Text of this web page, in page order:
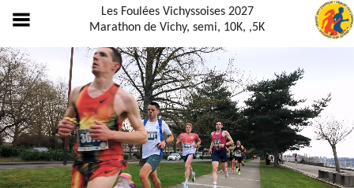
Les Foulées Vichyssoises 2027
Marathon de Vichy, semi, 10K, ,5K